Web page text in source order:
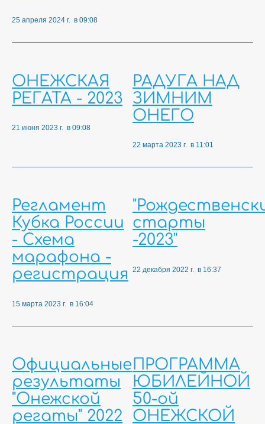
25 апреля 2024 г. в 09:08
ОНЕЖСКАЯ
РЕГАТА - 2023
21 июня 2023 г. в 09:08
РАДУГА НАД
ЗИМНИМ
ОНЕГО
22 марта 2023 г. в 11:01
Регламент
Кубка России
- Схема
марафона -
регистрация
15 марта 2023 г. в 16:04
старты
-2023"
22 декабря 2022 г. в 16:37
Официальные
результаты
"Онежской
регаты" 2022
ПРОГРАММА
ЮБИЛЕЙНОЙ
50-ой
ОНЕЖСКОЙ